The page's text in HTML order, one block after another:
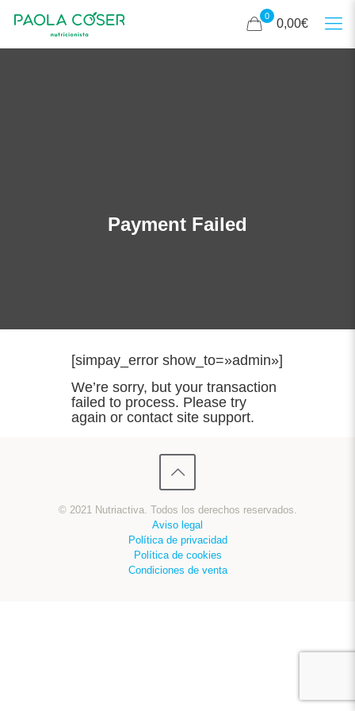
0
0,00€
Payment Failed
[simpay_error show_to=»admin»]
We’re sorry, but your transaction
failed to process. Please try
again or contact site support.
© 2021 Nutriactiva. Todos los derechos reservados.
Aviso legal
Política de privacidad
Política de cookies
Condiciones de venta